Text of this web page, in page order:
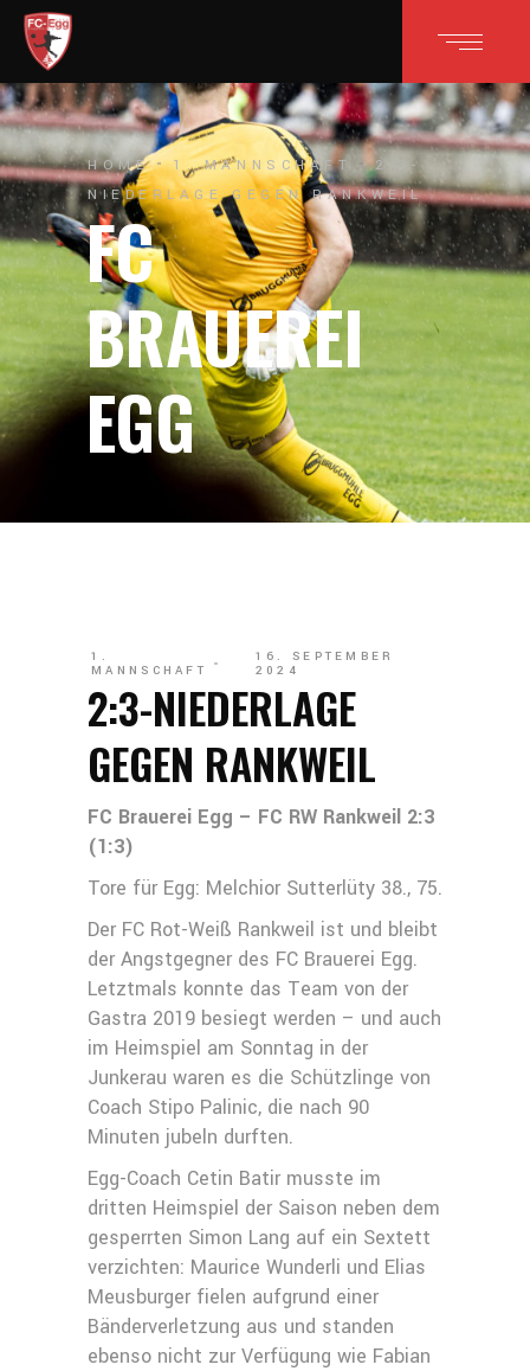
HOME 1. MANNSCHAFT
2:3-
NIEDERLAGE GEGEN RANKWEIL
FC
BRAUEREI
EGG
1.
MANNSCHAFT
16. SEPTEMBER
2024
2:3-NIEDERLAGE
GEGEN RANKWEIL
FC Brauerei Egg – FC RW Rankweil 2:3
(1:3)
Tore für Egg: Melchior Sutterlüty 38., 75.
Der FC Rot-Weiß Rankweil ist und bleibt
der Angstgegner des FC Brauerei Egg.
Letztmals konnte das Team von der
Gastra 2019 besiegt werden – und auch
im Heimspiel am Sonntag in der
Junkerau waren es die Schützlinge von
Coach Stipo Palinic, die nach 90
Minuten jubeln durften.
Egg-Coach Cetin Batir musste im
dritten Heimspiel der Saison neben dem
gesperrten Simon Lang auf ein Sextett
verzichten: Maurice Wunderli und Elias
Meusburger fielen aufgrund einer
Bänderverletzung aus und standen
ebenso nicht zur Verfügung wie Fabian